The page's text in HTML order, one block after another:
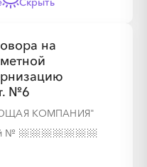
на
№6
КОМПАНИЯ"
№